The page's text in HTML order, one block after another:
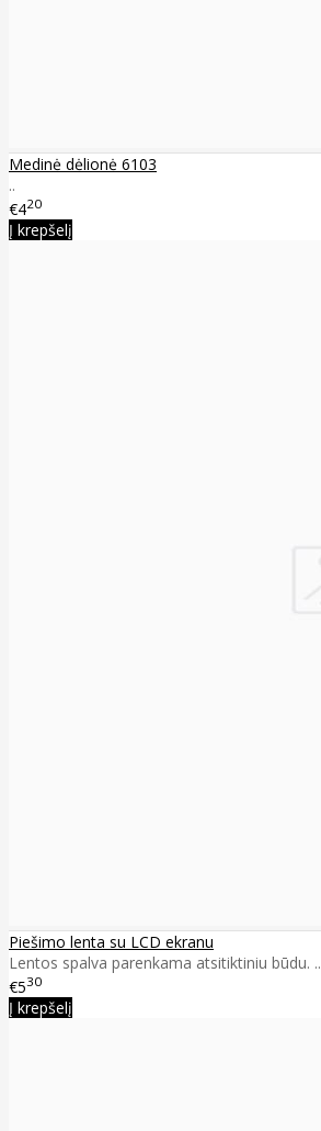
Medinė dėlionė 6103
..
€420
Į krepšelį
Piešimo lenta su LCD ekranu
Lentos spalva parenkama atsitiktiniu būdu. ..
€530
Į krepšelį